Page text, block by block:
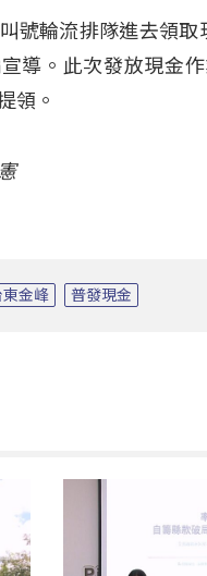
號輪流排隊進去領
導。此次發放現金
領。
東金峰 普發現金